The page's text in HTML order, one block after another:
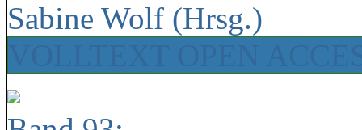
Sabine Wolf (Hrsg.)